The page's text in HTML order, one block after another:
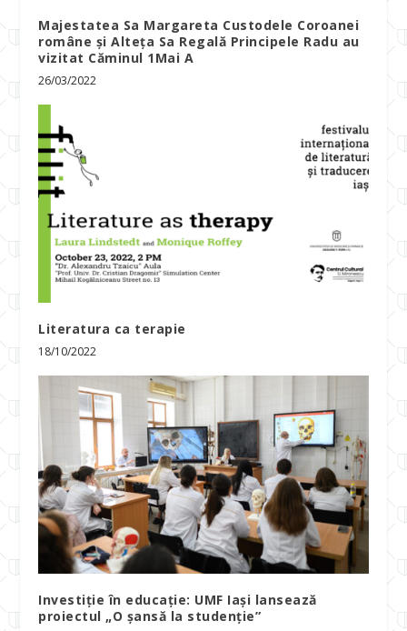
Majestatea Sa Margareta Custodele Coroanei
române și Alteța Sa Regală Principele Radu au
vizitat Căminul 1Mai A
26/03/2022
Literatura ca terapie
18/10/2022
Investiție în educație: UMF Iași lansează
proiectul „O șansă la studenție”